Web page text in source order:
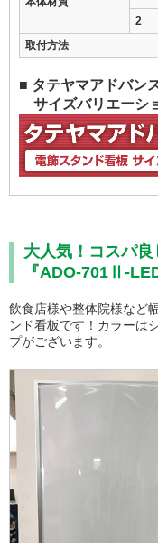
2
取付方法
■ タテヤマアドバン
サイズバリエーシ
大人気！コスパ
『ADO-701Ⅱ-LED
飲食店様や整体院様など
ンド看板です！カラーは
プがございます。